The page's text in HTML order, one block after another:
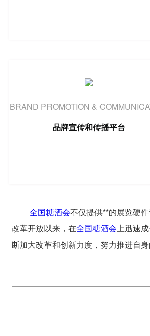
BRAND PROMOTION &
品牌宣传和传播平台
全国糖酒会不仅提供**的展览硬
改革开放以来，在全国糖酒会 上迅速
断加大改革和创新力度，努力推进自